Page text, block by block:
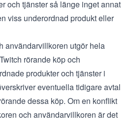
och tjänster så länge inget annat
viss underordnad produkt eller
användarvillkoren utgör hela
rörande köp och
produkter och tjänster i
eventuella tidigare avtal
dessa köp. Om en konflikt
och användarvillkoren är det